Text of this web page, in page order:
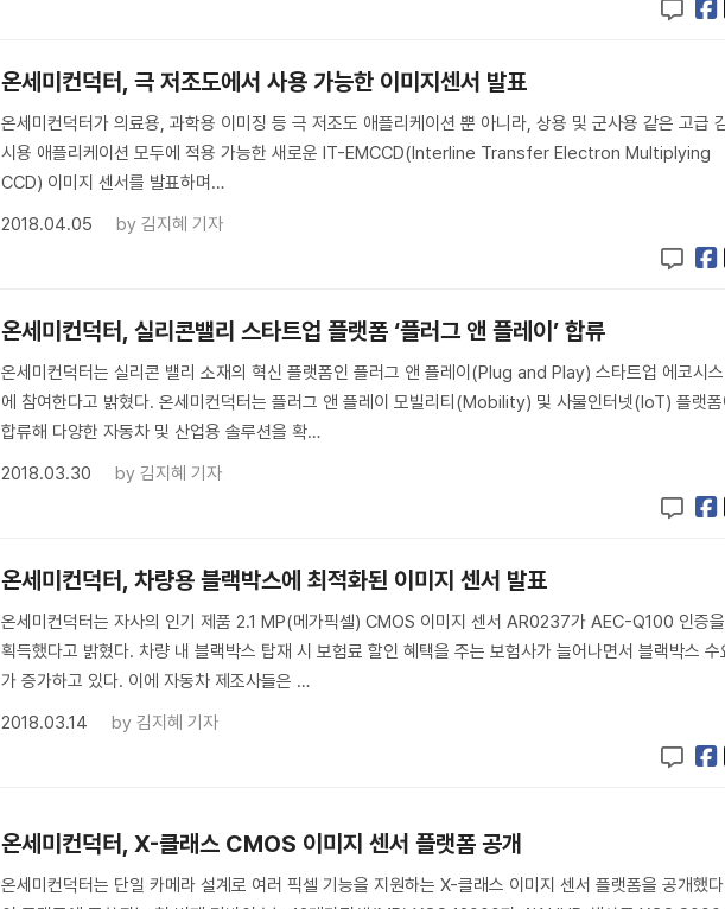
온세미컨덕터, 극 저조도에서 사용 가능한 이미지센서 발표
온세미컨덕터가 의료용, 과학용 이미징 등 극 저조도 애플리케이션 뿐 아니라, 상용 및 군사용 같은 고급
시용 애플리케이션 모두에 적용 가능한 새로운 IT-EMCCD(Interline Transfer Electron Multiplying
CCD) 이미지 센서를 발표하며…
2018.04.05
by김지혜 기자
온세미컨덕터, 실리콘밸리 스타트업 플랫폼 ‘플러그 앤 플레이’ 합류
온세미컨덕터는 실리콘 밸리 소재의 혁신 플랫폼인 플러그 앤 플레이(Plug and Play) 스타트업 에코시스
에 참여한다고 밝혔다. 온세미컨덕터는 플러그 앤 플레이 모빌리티(Mobility) 및 사물인터넷(IoT) 플랫폼
합류해 다양한 자동차 및 산업용 솔루션을 확…
2018.03.30
by김지혜 기자
온세미컨덕터, 차량용 블랙박스에 최적화된 이미지 센서 발표
온세미컨덕터는 자사의 인기 제품 2.1 MP(메가픽셀) CMOS 이미지 센서 AR0237가 AEC-Q100 인증을
획득했다고 밝혔다. 차량 내 블랙박스 탑재 시 보험료 할인 혜택을 주는 보험사가 늘어나면서 블랙박스 수
가 증가하고 있다. 이에 자동차 제조사들은 …
2018.03.14
by김지혜 기자
온세미컨덕터, X-클래스 CMOS 이미지 센서 플랫폼 공개
온세미컨덕터는 단일 카메라 설계로 여러 픽셀 기능을 지원하는 X-클래스 이미지 센서 플랫폼을 공개했